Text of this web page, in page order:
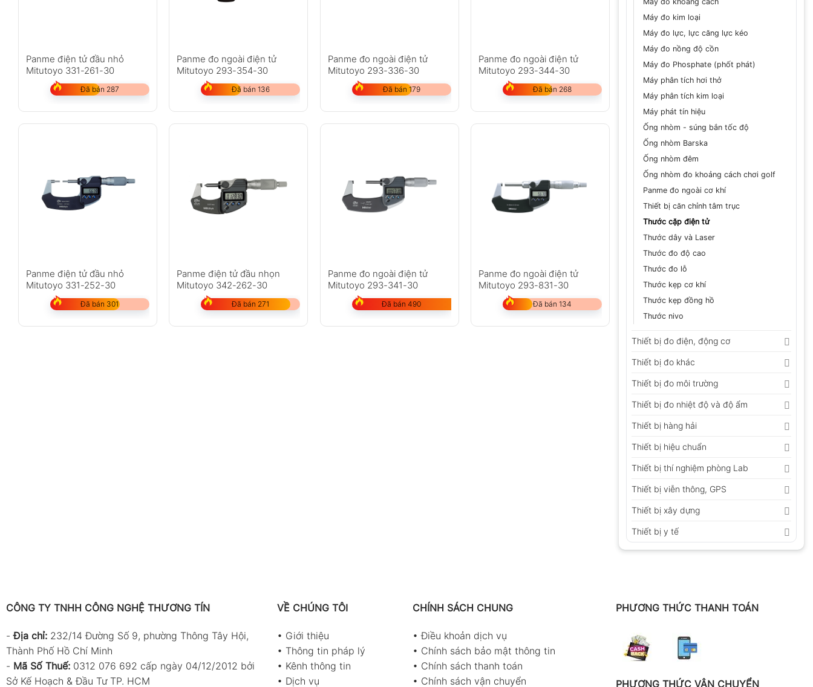
Máy đo kim loại
Máy đo lực, lực căng lực kéo
Máy đo nồng độ cồn
Máy đo Phosphate (phốt phát)
Máy phân tích hơi thở
Máy phân tích kim loại
Máy phát tín hiệu
Ống nhòm - súng bắn tốc độ
Ống nhòm Barska
Ống nhòm đêm
Ống nhòm đo khoảng cách chơi golf
Panme đo ngoài cơ khí
Thiết bị căn chỉnh tâm trục
Thước cặp điện tử
Thước dây và Laser
Thước đo độ cao
Thước đo lỗ
Thước kẹp cơ khí
Thước kẹp đồng hồ
Thước nivo
Thiết bị đo điện, động cơ
Thiết bị đo khác
Thiết bị đo môi trường
Thiết bị đo nhiệt độ và độ ẩm
Thiết bị hàng hải
Thiết bị hiệu chuẩn
Thiết bị thí nghiệm phòng Lab
Thiết bị viễn thông, GPS
Thiết bị xây dựng
Thiết bị y tế
Panme điện tử đầu nhỏ
Mitutoyo 331-261-30
Đã bán 287
Panme đo ngoài điện tử
Mitutoyo 293-354-30
Đã bán 136
Panme đo ngoài điện tử
Mitutoyo 293-336-30
Đã bán 179
Panme đo ngoài điện tử
Mitutoyo 293-344-30
Đã bán 268
Panme điện tử đầu nhỏ
Mitutoyo 331-252-30
Đã bán 301
Panme điện tử đầu nhọn
Mitutoyo 342-262-30
Đã bán 271
Panme đo ngoài điện tử
Mitutoyo 293-341-30
Đã bán 490
Panme đo ngoài điện tử
Mitutoyo 293-831-30
Đã bán 134
CÔNG TY TNHH CÔNG NGHỆ THƯƠNG TÍN
-Địa chỉ: 232/14 Đường Số 9, phường Thông Tây Hội,
Thành Phố Hồ Chí Minh
- Mã Số Thuế: 0312 076 692 cấp ngày 04/12/2012 bởi
Sở Kế Hoạch & Đầu Tư TP. HCM
VỀ CHÚNG TÔI
• Giới thiệu
• Thông tin pháp lý
• Kênh thông tin
• Dịch vụ
CHÍNH SÁCH CHUNG
•Điều khoản dịch vụ
• Chính sách bảo mật thông tin
• Chính sách thanh toán
• Chính sách vận chuyển
PHƯƠNG THỨC THANH TOÁN
PHƯƠNG THỨC VẬN CHUYỂN